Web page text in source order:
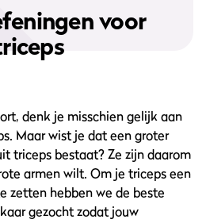
groepslessen
ProFit Gym
voor
denk je misschien gelijk aan
Maar wist je dat een groter
triceps bestaat? Ze zijn daarom
armen wilt. Om je triceps een
zetten hebben we de beste
gezocht zodat jouw